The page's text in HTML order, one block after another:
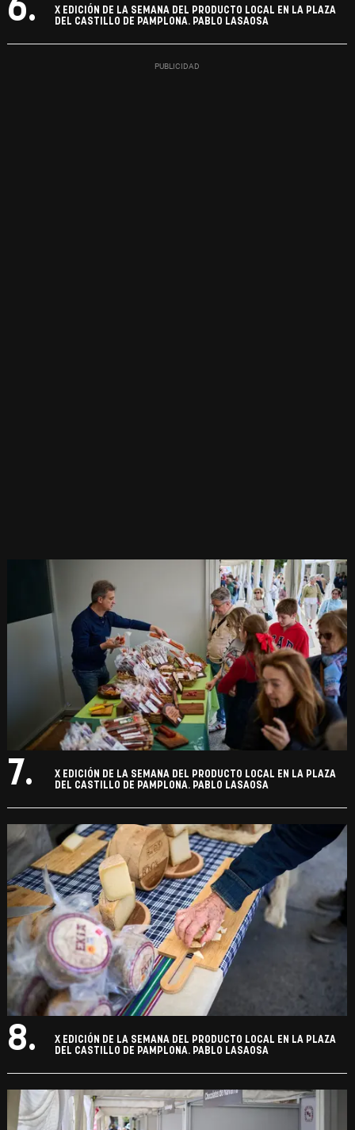
6.
X EDICIÓN DE LA SEMANA DEL PRODUCTO LOCAL EN LA PLAZA
DEL CASTILLO DE PAMPLONA. PABLO LASAOSA
7.
X EDICIÓN DE LA SEMANA DEL PRODUCTO LOCAL EN LA PLAZA
DEL CASTILLO DE PAMPLONA. PABLO LASAOSA
8.
X EDICIÓN DE LA SEMANA DEL PRODUCTO LOCAL EN LA PLAZA
DEL CASTILLO DE PAMPLONA. PABLO LASAOSA